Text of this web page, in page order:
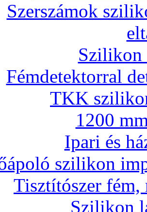
Szerszámok
Szilikon
Fémdetektorral
TKK
1200
Ipari és
szilikon
Tisztítószer
Szilikon